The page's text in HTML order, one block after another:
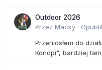
Outdoor 2026
Przez Macky ·
Przeniosłem do
Konopi", bardziej